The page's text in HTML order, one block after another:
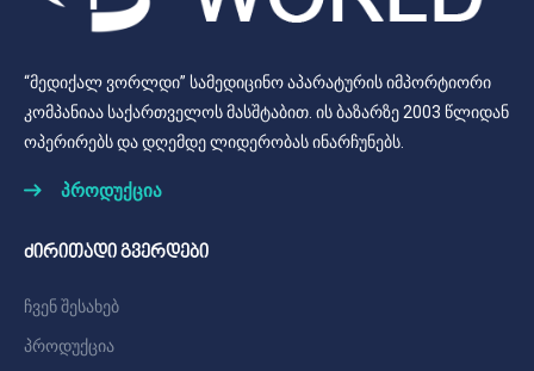
“მედიქალ ვორლდი” სამედიცინო აპარატურის იმპორტიორი
კომპანიაა საქართველოს მასშტაბით. ის ბაზარზე 2003 წლიდან
ოპერირებს და დღემდე ლიდერობას ინარჩუნებს.
პროდუქცია
ძირითადი გვერდები
ჩვენ შესახებ
პროდუქცია